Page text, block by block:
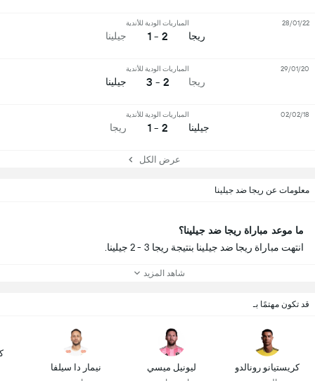
ريجا
المباريات الودية للأندية
2 - 1 جيلينا
28/01/22
ريجا
المباريات الودية للأندية
2 - 3 جيلينا
29/01/20
جيلينا
المباريات الودية للأندية
2 - 1 ريجا
02/02/18
عرض الكل
معلومات عن ريجا ضد جيلينا
ما موعد مباراة ريجا ضد جيلينا؟
انتهت مباراة ريجا ضد جيلينا بنتيجة ريجا 3 - 2 جيلينا.
شاهد المزيد
قد تكون مهتمًا بـ
كريستيانو رونالدو ليونيل ميسي نيمار دا سيلفا